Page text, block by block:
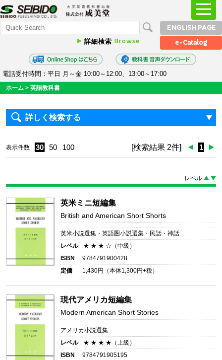
詳細検索 Browse
ENGLISH PAGE
e-Catalog
電話受付時間：平日 月～金 10:00～12:00、13:00～17:00
ホーム > 英語教科書
詳しく検索する
表示件数 30 50 100 [検索結果 2件] 1
レベル
英米ミニ短編集
British and American Short Shorts
英米小説選集・英語圏小説選集・民話・神話
レベル
★ ★ ★ ☆（中級）
ISBN
9784791900428
定価
1,430円（本体1,300円+税）
現代アメリカ短編集
Modern American Short Stories
アメリカ小説選集
レベル
★ ★ ★ ★（上級）
ISBN
9784791905195